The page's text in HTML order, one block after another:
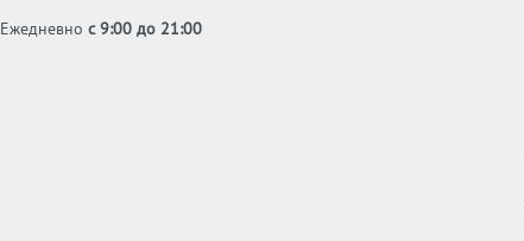
Ежедневнос 9:00 до 21:00